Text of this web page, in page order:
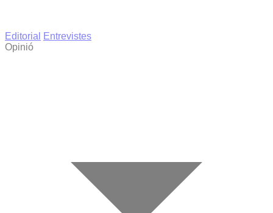
Editorial
Entrevistes
Opinió